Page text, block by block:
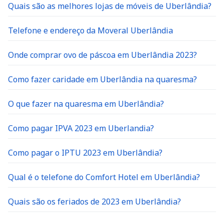
Telefone e endereço da Moveral Uberlândia
Onde comprar ovo de páscoa em Uberlândia 2023?
Como fazer caridade em Uberlândia na quaresma?
O que fazer na quaresma em Uberlândia?
Como pagar IPVA 2023 em Uberlandia?
Como pagar o IPTU 2023 em Uberlândia?
Qual é o telefone do Comfort Hotel em Uberlândia?
Quais são os feriados de 2023 em Uberlândia?